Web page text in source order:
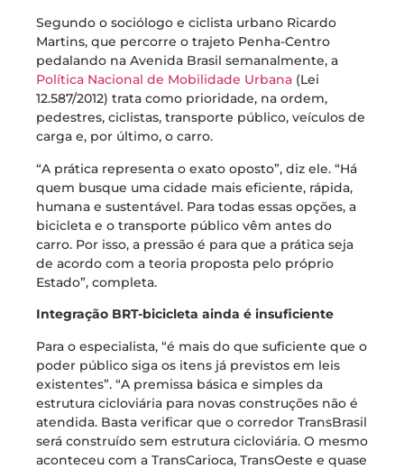
Segundo o sociólogo e ciclista urbano Ricardo
Martins, que percorre o trajeto Penha-Centro
pedalando na Avenida Brasil semanalmente, a
Política Nacional de Mobilidade Urbana (Lei
12.587/2012) trata como prioridade, na ordem,
pedestres, ciclistas, transporte público, veículos de
carga e, por último, o carro.
“A prática representa o exato oposto”, diz ele. “Há
quem busque uma cidade mais eficiente, rápida,
humana e sustentável. Para todas essas opções, a
bicicleta e o transporte público vêm antes do
carro. Por isso, a pressão é para que a prática seja
de acordo com a teoria proposta pelo próprio
Estado”, completa.
Integração BRT-bicicleta ainda é insuficiente
Para o especialista, “é mais do que suficiente que o
poder público siga os itens já previstos em leis
existentes”. “A premissa básica e simples da
estrutura cicloviária para novas construções não é
atendida. Basta verificar que o corredor TransBrasil
será construído sem estrutura cicloviária. O mesmo
aconteceu com a TransCarioca, TransOeste e quase